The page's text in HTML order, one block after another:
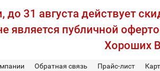
31 августа действует
является публичной
Хороших
Обратная связь Прайс-лист